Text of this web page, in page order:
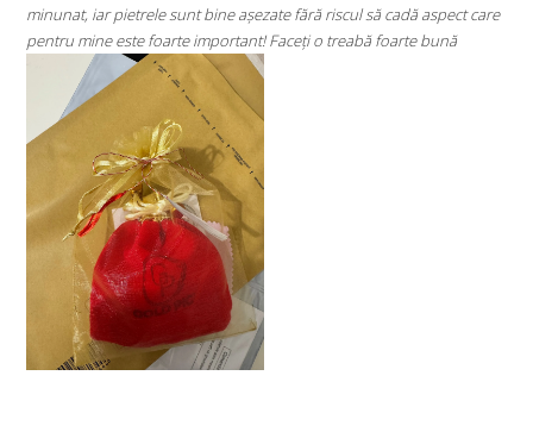
aspect care
bună
Super mulțumită!! Sunt superbi cerceii!!!